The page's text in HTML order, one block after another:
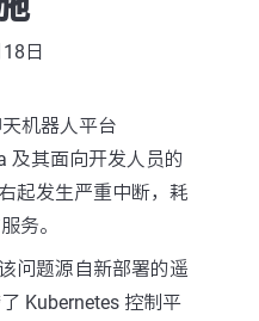
日
机器人平台
及其面向开发人员的
起发生严重中断，耗
务。
问题源自新部署的遥
Kubernetes 控制平